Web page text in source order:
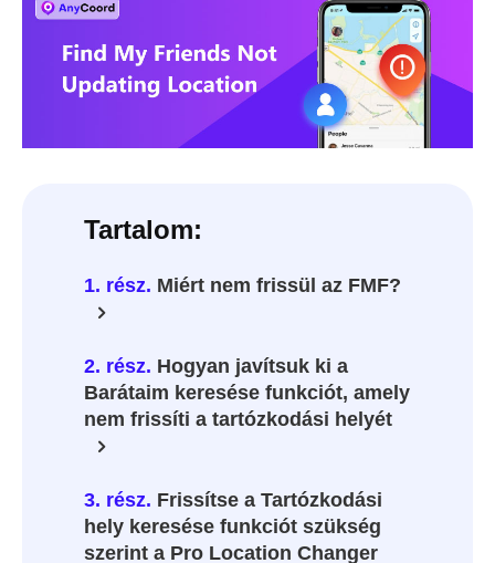
Tartalom:
1. rész. Miért nem frissül az FMF?
2. rész. Hogyan javítsuk ki a
Barátaim keresése funkciót, amely
nem frissíti a tartózkodási helyét
3. rész. Frissítse a Tartózkodási
hely keresése funkciót szükség
szerint a Pro Location Changer